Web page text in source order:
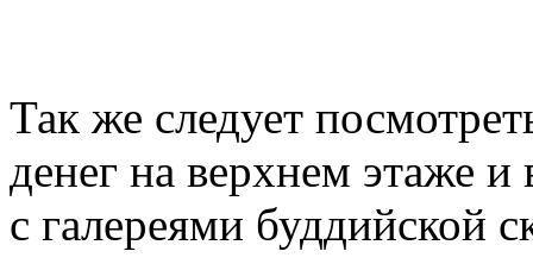
Так же следует
денег на верхнем этаже и
с галереями буддийской